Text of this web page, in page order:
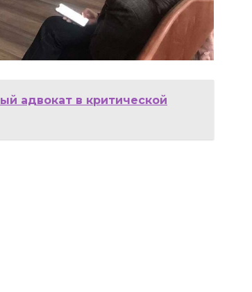
адвокат в критической